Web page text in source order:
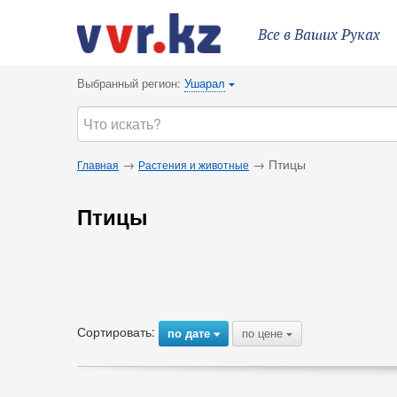
Все в Ваших Руках
Выбранный регион: Ушарал {
Главная → Растения и животные → Птицы
Птицы
Сортировать: по дате{ по цене {